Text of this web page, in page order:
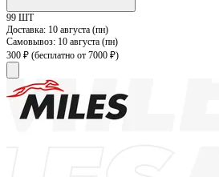
99 ШТ
Доставка: 10 августа (пн)
Самовывоз: 10 августа (пн)
300 ₽ (бесплатно от 7000 ₽)